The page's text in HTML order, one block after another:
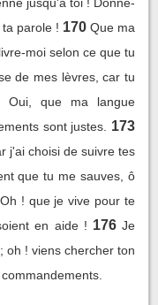
parole ! 170 Que ma
moi selon ce que tu
de mes lèvres, car tu
Oui, que ma langue
sont justes.
173
j'ai choisi de suivre tes
que tu me sauves, ô
Oh ! que je vive pour te
en aide ! 176 Je
oh ! viens chercher ton